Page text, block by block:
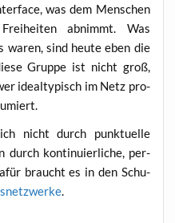
was dem Men­schen
abnimmt. Was
waren, sind heu­te eben die
Grup­pe ist nicht groß,
ide­al­ty­pisch im Netz pro­
nicht durch punk­tu­el­le
durch kon­ti­nu­ier­li­che, per­
braucht es in den Schu­
.